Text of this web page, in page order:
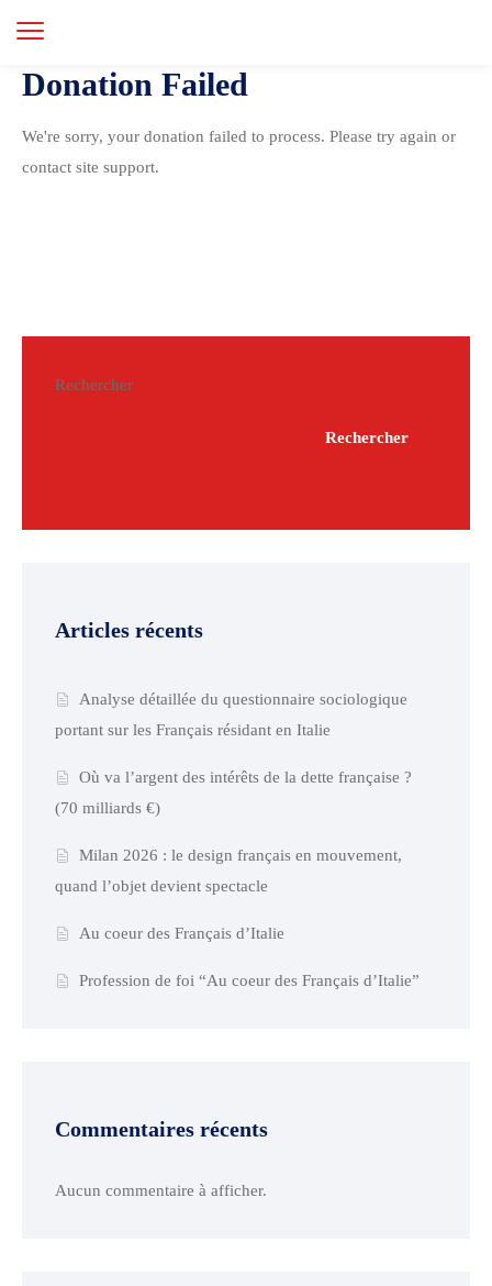
Donation Failed
We're sorry, your donation failed to process. Please try again or
contact site support.
Rechercher
Rechercher
Articles récents
Analyse détaillée du questionnaire sociologique
portant sur les Français résidant en Italie
Où va l’argent des intérêts de la dette française ?
(70 milliards €)
Milan 2026 : le design français en mouvement,
quand l’objet devient spectacle
Au coeur des Français d’Italie
Profession de foi “Au coeur des Français d’Italie”
Commentaires récents
Aucun commentaire à afficher.